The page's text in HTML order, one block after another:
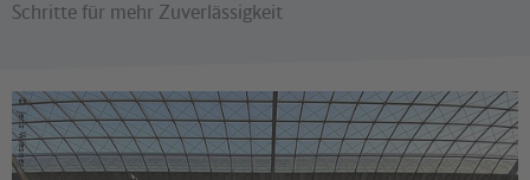
Schritte für mehr Zuverlässigkeit
©
Jens Wiesner